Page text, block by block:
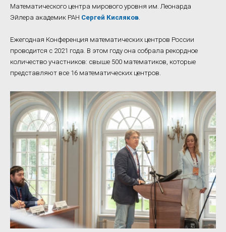
Математического центра мирового уровня им. Леонарда
Эйлера академик РАН Сергей Кисляков.
Ежегодная Конференция математических центров России
проводится с 2021 года. В этом году она собрала рекордное
количество участников: свыше 500 математиков, которые
представляют все 16 математических центров.